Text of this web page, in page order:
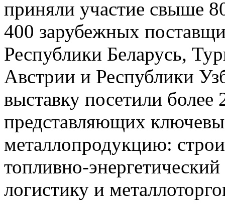
приняли участие свыше
400 зарубежных
Республики Беларусь,
Австрии и Республики
выставку посетили более
представляющих
металлопродукцию:
топливно-
логистику и